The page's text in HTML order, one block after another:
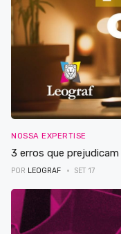
NOSSA EXPERTISE
3 erros que
POR LEOGRAF SET 17